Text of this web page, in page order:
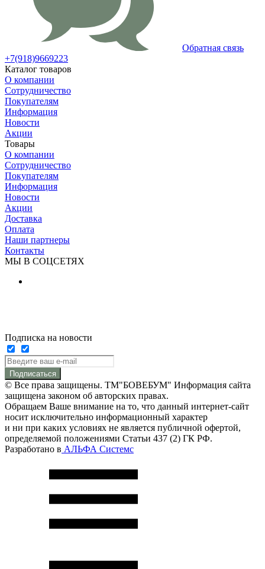
Обратная связь
+7(918)9669223
Каталог товаров
О компании
Сотрудничество
Покупателям
Информация
Новости
Акции
Товары
О компании
Сотрудничество
Покупателям
Информация
Новости
Акции
Доставка
Оплата
Наши партнеры
Контакты
МЫ В СОЦСЕТЯХ
Подписка на новости
Подписаться
© Все права защищены. ТМ"БОВЕБУМ" Информация сайта
защищена законом об авторских правах.
Обращаем Ваше внимание на то, что данный интернет-сайт
носит исключительно информационный характер
и ни при каких условиях не является публичной офертой,
определяемой положениями Статьи 437 (2) ГК РФ.
Разработано в АЛЬФА Системс